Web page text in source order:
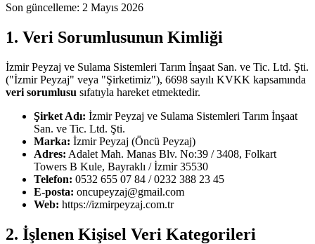
Son güncelleme: 2 Mayıs 2026
1. Veri Sorumlusunun Kimliği
İzmir Peyzaj ve Sulama Sistemleri Tarım İnşaat San. ve Tic. Ltd. Şti.
("İzmir Peyzaj" veya "Şirketimiz"), 6698 sayılı KVKK kapsamında
veri sorumlusu sıfatıyla hareket etmektedir.
Şirket Adı: İzmir Peyzaj ve Sulama Sistemleri Tarım İnşaat
San. ve Tic. Ltd. Şti.
Marka: İzmir Peyzaj (Öncü Peyzaj)
Adres: Adalet Mah. Manas Blv. No:39 / 3408, Folkart
Towers B Kule, Bayraklı / İzmir 35530
Telefon: 0532 655 07 84 / 0232 388 23 45
E-posta: oncupeyzaj@gmail.com
Web: https://izmirpeyzaj.com.tr
2. İşlenen Kişisel Veri Kategorileri